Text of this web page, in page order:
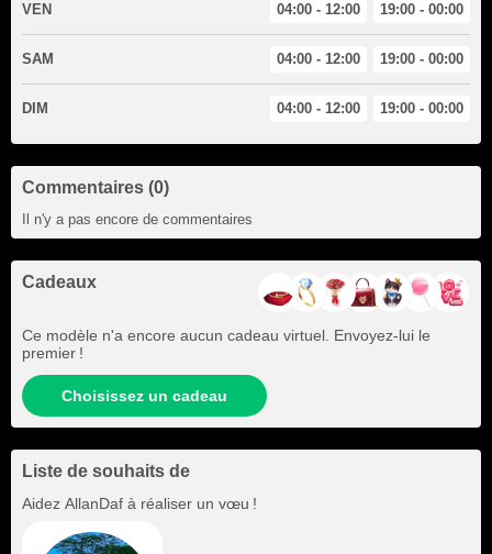
VEN 04:00 - 12:00 19:00 - 00:00
SAM 04:00 - 12:00 19:00 - 00:00
DIM 04:00 - 12:00 19:00 - 00:00
Commentaires (0)
Il n'y a pas encore de commentaires
Cadeaux
Ce modèle n'a encore aucun cadeau virtuel. Envoyez-lui le
premier !
Choisissez un cadeau
Liste de souhaits de
Aidez AllanDaf à réaliser un vœu !